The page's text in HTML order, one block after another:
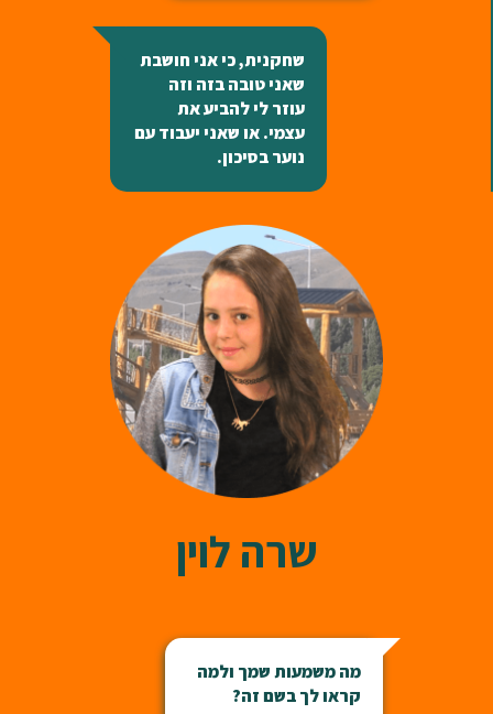
שחקנית, כי אני חושבת
שאני טובה בזה וזה
עוזר לי להביע את
עצמי. או שאני יעבוד עם
נוער בסיכון.
שרה לוין
מה משמעות שמך ולמה
קראו לך בשם זה?